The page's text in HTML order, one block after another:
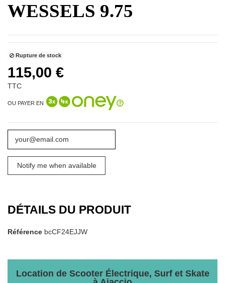
WESSELS 9.75
Rupture de stock
115,00 €
TTC
OU PAYER EN
DÉTAILS DU PRODUIT
Référence bcCF24EJJW
Location de Scooter Électrique, Surf et Skate